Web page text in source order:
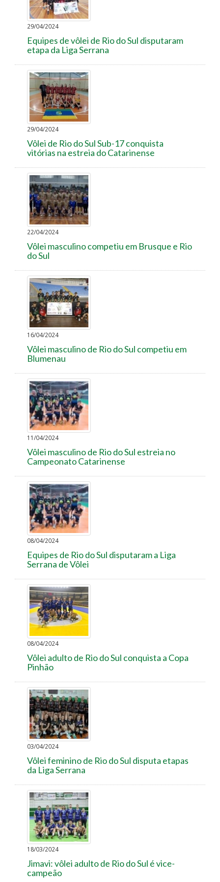
29/04/2024
Equipes de vôlei de Rio do Sul disputaram
etapa da Liga Serrana
29/04/2024
Vôlei de Rio do Sul Sub-17 conquista
vitórias na estreia do Catarinense
22/04/2024
Vôlei masculino competiu em Brusque e Rio
do Sul
16/04/2024
Vôlei masculino de Rio do Sul competiu em
Blumenau
11/04/2024
Vôlei masculino de Rio do Sul estreia no
Campeonato Catarinense
08/04/2024
Equipes de Rio do Sul disputaram a Liga
Serrana de Vôlei
08/04/2024
Vôlei adulto de Rio do Sul conquista a Copa
Pinhão
03/04/2024
Vôlei feminino de Rio do Sul disputa etapas
da Liga Serrana
18/03/2024
Jimavi: vôlei adulto de Rio do Sul é vice-
campeão